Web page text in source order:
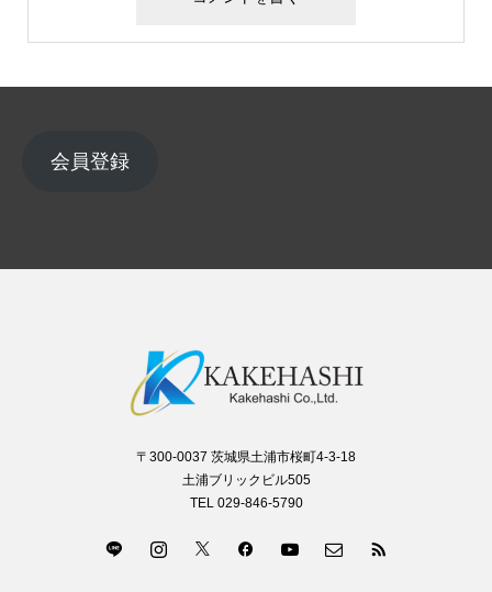
会員登録
〒300-0037 茨城県土浦市桜町4-3-18
土浦ブリックビル505
TEL 029-846-5790